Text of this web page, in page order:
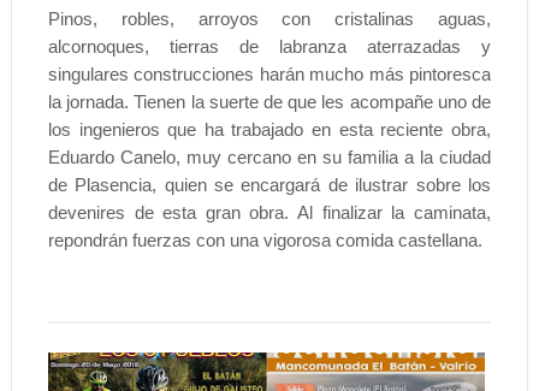
Pinos, robles, arroyos con cristalinas aguas,
alcornoques, tierras de labranza aterrazadas y
singulares construcciones harán mucho más pintoresca
la jornada. Tienen la suerte de que les acompañe uno de
los ingenieros que ha trabajado en esta reciente obra,
Eduardo Canelo, muy cercano en su familia a la ciudad
de Plasencia, quien se encargará de ilustrar sobre los
devenires de esta gran obra. Al finalizar la caminata,
repondrán fuerzas con una vigorosa comida castellana.